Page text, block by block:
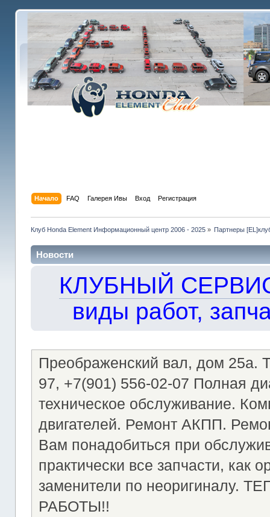
Начало FAQ Галерея Ивы Вход Регистрация
Клуб Honda Element Информационный центр 2006 - 2025» Партнеры
Новости
КЛУБНЫЙ
виды работ,
Преображенский вал, дом 25а.
97, +7(901) 556-02-07 Полная
техническое обслуживание.
двигателей. Ремонт АКПП.
Вам понадобиться при
практически все запчасти, как
заменители по
РАБОТЫ!!